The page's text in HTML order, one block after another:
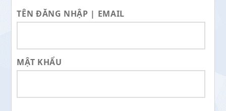
TÊN ĐĂNG NHẬP | EMAIL
MẬT KHẨU